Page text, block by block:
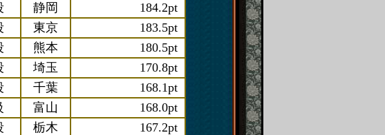
静岡
184.2pt
東京
183.5pt
熊本
180.5pt
埼玉
170.8pt
千葉
168.1pt
富山
168.0pt
栃木
167.2pt